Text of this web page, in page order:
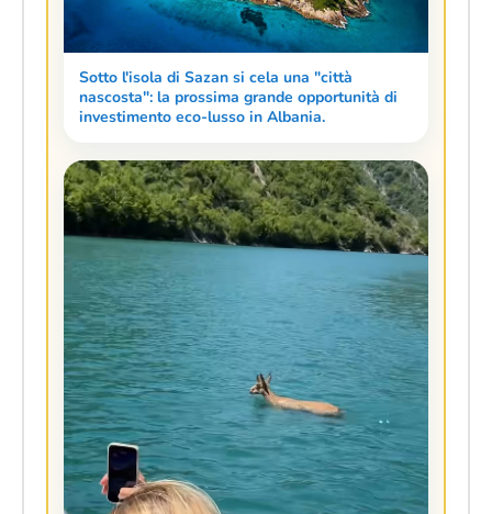
Sotto l'isola di Sazan si cela una "città
nascosta": la prossima grande opportunità di
investimento eco-lusso in Albania.